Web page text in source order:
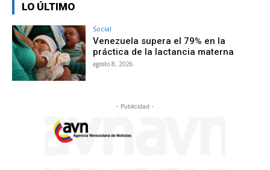
LO ÚLTIMO
Social
Venezuela supera el 79% en la
práctica de la lactancia materna
agosto 8, 2026
- Publicidad -